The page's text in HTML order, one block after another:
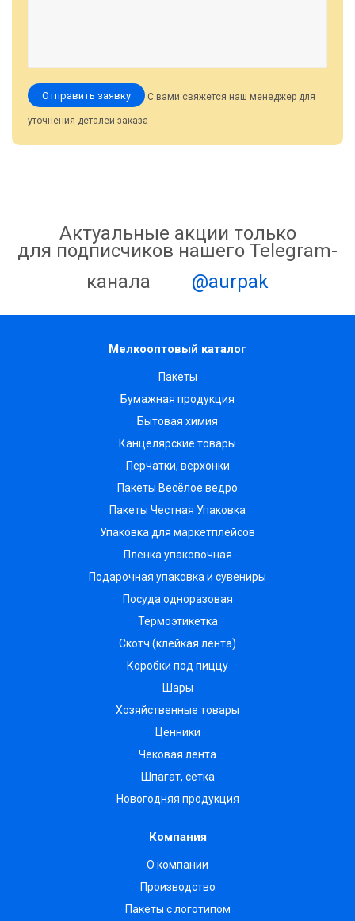
Отправить заявку С вами свяжется наш менеджер для
уточнения деталей заказа
Актуальные акции только
для подписчиков нашего Telegram-
канала
@aurpak
Мелкооптовый каталог
Пакеты
Бумажная продукция
Бытовая химия
Канцелярские товары
Перчатки, верхонки
Пакеты Весёлое ведро
Пакеты Честная Упаковка
Упаковка для маркетплейсов
Пленка упаковочная
Подарочная упаковка и сувениры
Посуда одноразовая
Термоэтикетка
Скотч (клейкая лента)
Коробки под пиццу
Шары
Хозяйственные товары
Ценники
Чековая лента
Шпагат, сетка
Новогодняя продукция
Компания
О компании
Производство
Пакеты с логотипом